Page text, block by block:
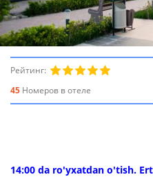
Рейтинг:
45 Номеров в отеле
14:00 da ro'yxatdan o'tish.